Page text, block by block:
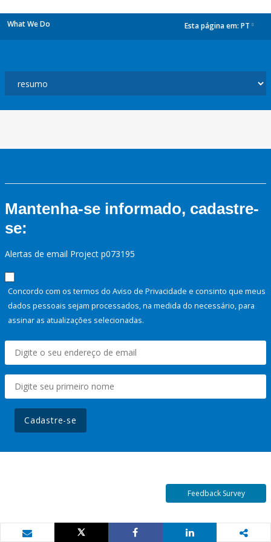
What We Do Esta página em: PT
Mantenha-se informado, cadastre-
se:
Alertas de email Project p073195
Concordo com os termos do Aviso de Privacidade e consinto que meus
dados pessoais sejam processados, na medida do necessário, para
assinar as atualizações selecionadas.
Cadastre-se
Feedback Survey